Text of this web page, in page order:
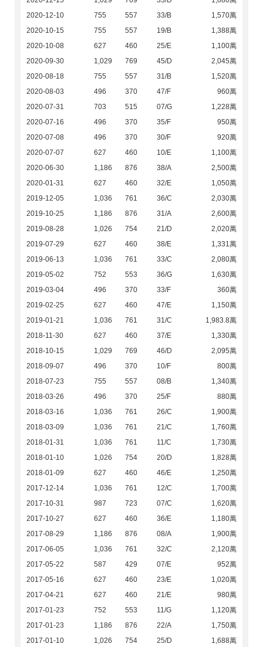
2020-12-10
755 557 33/B
1,570萬
2020-10-15
755 557 19/B
1,388萬
2020-10-08
627 460 25/E
1,100萬
2020-09-30
1,029 769 45/D
2,045萬
2020-08-18
755 557 31/B
1,520萬
2020-08-03
496 370 47/F
960萬
2020-07-31
703 515 07/G
1,228萬
2020-07-16
496 370 35/F
950萬
2020-07-08
496 370 30/F
920萬
2020-07-07
627 460 10/E
1,100萬
2020-06-30
1,186 876 38/A
2,500萬
2020-01-31
627 460 32/E
1,050萬
2019-12-05
1,036 761 36/C
2,030萬
2019-10-25
1,186 876 31/A
2,600萬
2019-08-28
1,026 754 21/D
2,020萬
2019-07-29
627 460 38/E
1,331萬
2019-06-13
1,036 761 33/C
2,080萬
2019-05-02
752 553 36/G
1,630萬
2019-03-04
496 370 33/F
360萬
2019-02-25
627 460 47/E
1,150萬
2019-01-21
1,036 761 31/C
1,983.8萬
2018-11-30
627 460 37/E
1,330萬
2018-10-15
1,029 769 46/D
2,095萬
2018-09-07
496 370 10/F
800萬
2018-07-23
755 557 08/B
1,340萬
2018-03-26
496 370 25/F
880萬
2018-03-16
1,036 761 26/C
1,900萬
2018-03-09
1,036 761 21/C
1,760萬
2018-01-31
1,036 761 11/C
1,730萬
2018-01-10
1,026 754 20/D
1,828萬
2018-01-09
627 460 46/E
1,250萬
2017-12-14
1,036 761 12/C
1,700萬
2017-10-31
987 723 07/C
1,620萬
2017-10-27
627 460 36/E
1,180萬
2017-08-29
1,186 876 08/A
1,900萬
2017-06-05
1,036 761 32/C
2,120萬
2017-05-22
587 429 07/E
952萬
2017-05-16
627 460 23/E
1,020萬
2017-04-21
627 460 21/E
980萬
2017-01-23
752 553 11/G
1,120萬
2017-01-23
1,186 876 22/A
1,750萬
2017-01-10
1,026 754 25/D
1,688萬